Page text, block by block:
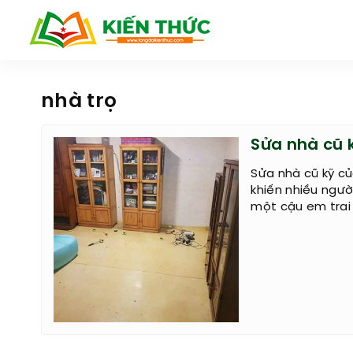
nhà trọ
Sửa nhà cũ
Sửa nhà cũ kỹ
khiến nhiều
một cậu em trai